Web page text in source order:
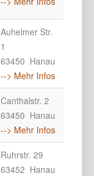
Auheimer Str.
1
63450 Hanau
--> Mehr Infos
Canthalstr. 2
63450 Hanau
--> Mehr Infos
Ruhrstr. 29
63452 Hanau